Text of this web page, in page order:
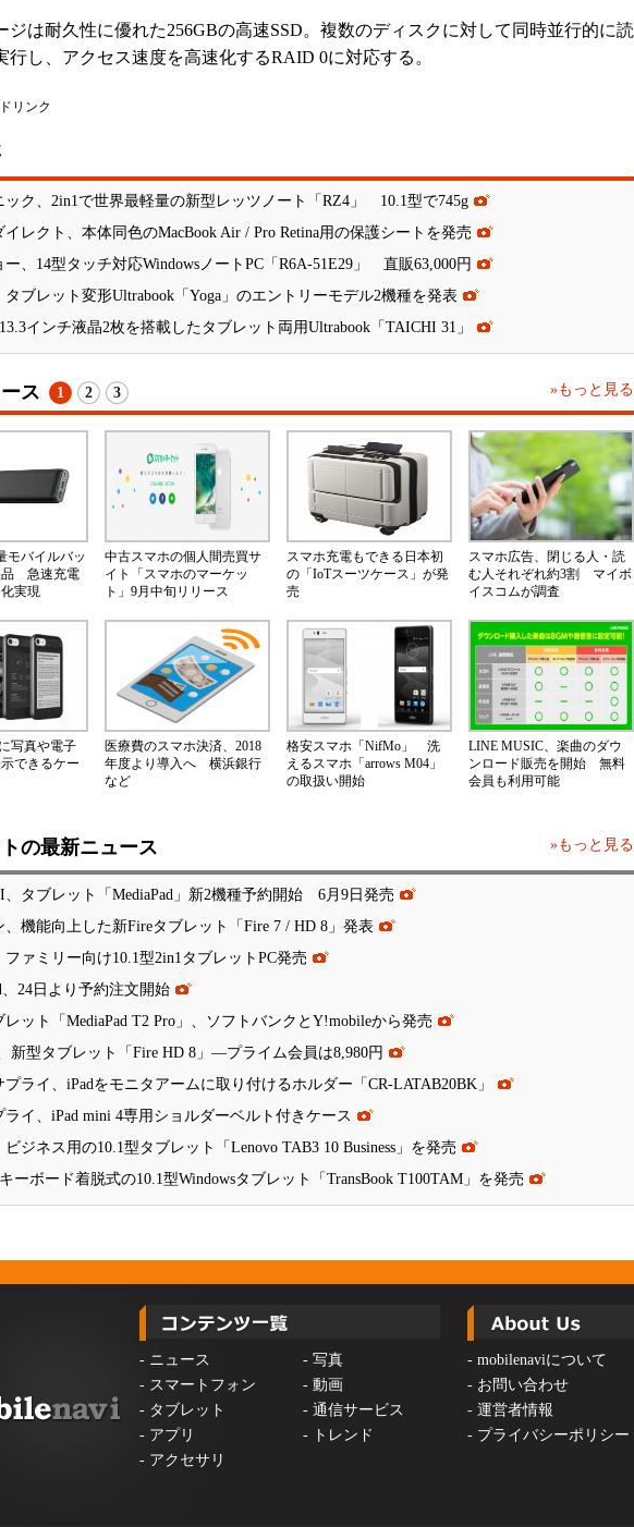
は耐久性に優れた256GBの高速SSD。複数のディスクに対して同時並行的に読
行し、アクセス速度を高速化するRAID 0に対応する。
リンク
ック、2in1で世界最軽量の新型レッツノート「RZ4」 10.1型で745g
イレクト、本体同色のMacBook Air / Pro Retina用の保護シートを発売
ー、14型タッチ対応WindowsノートPC「R6A-51E29」 直販63,000円
タブレット変形Ultrabook「Yoga」のエントリーモデル2機種を発表
インチ液晶2枚を搭載したタブレット両用Ultrabook「TAICHI 31」
ス »もっと見る
1 2 3
モバイルバッ
品 急速充電
実現
中古スマホの個人間売買サ
イト「スマホのマーケッ
ト」9月中旬リリース
スマホ充電もできる日本初
の「IoTスーツケース」が発
売
スマホ広告、閉じる人・読
む人それぞれ約3割 マイボ
イスコムが調査
写真や電子
できるケー
医療費のスマホ決済、2018
年度より導入へ 横浜銀行
など
格安スマホ「NifMo」 洗
えるスマホ「arrows M04」
の取扱い開始
LINE MUSIC、楽曲のダウ
ンロード販売を開始 無料
会員も利用可能
の最新ニュース »もっと見る
、タブレット「MediaPad」新2機種予約開始 6月9日発売
、機能向上した新Fireタブレット「Fire 7 / HD 8」発表
ファミリー向け10.1型2in1タブレットPC発売
、24日より予約注文開始
レット「MediaPad T2 Pro」、ソフトバンクとY!mobileから発売
新型タブレット「Fire HD 8」―プライム会員は8,980円
ライ、iPadをモニタアームに取り付けるホルダー「CR-LATAB20BK」
ライ、iPad mini 4専用ショルダーベルト付きケース
ビジネス用の10.1型タブレット「Lenovo TAB3 10 Business」を発売
ーボード着脱式の10.1型Windowsタブレット「TransBook T100TAM」を発売
- ニュース - 写真
- スマートフォン - 動画
- タブレット - 通信サービス
- アプリ -
トレンド
- アクセサリ
- mobilenaviについて
- お問い合わせ
- 運営者情報
- プライバシーポリシー